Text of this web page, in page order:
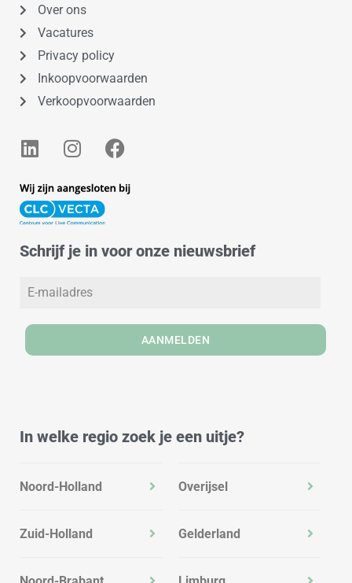
Over ons
Vacatures
Privacy policy
Inkoopvoorwaarden
Verkoopvoorwaarden
L
i
k
e
i
I
n
t
a
r
m
F
a
e
o
Schrijf je in voor onze nieuwsbrief
AANMELDEN
In welke regio zoek je een uitje?
Noord-Holland
Zuid-Holland
Overijsel
Gelderland